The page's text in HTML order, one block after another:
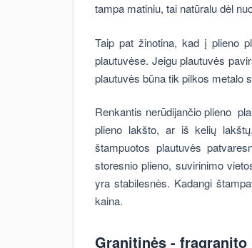
tampa matiniu, tai natūralu dėl
Taip pat žinotina, kad į plieno
plautuvėse. Jeigu plautuvės
plautuvės būna tik pilkos metalo
Renkantis nerūdijančio plieno
plieno lakšto, ar iš kelių
štampuotos plautuvės
storesnio plieno, suvirinimo
yra stabilesnės. Kadangi
kaina.
Granitinės - fragranito